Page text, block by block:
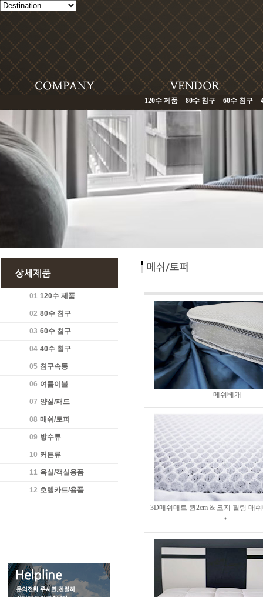
120수 제품 80수 침구 60수 침구
01 120수 제품
02 80수 침구
03 60수 침구
04 40수 침구
05 침구속통
06 여름이불
07 양실/패드
08 매쉬/토퍼
09 방수류
10 커튼류
11 욕실/객실용품
12 호텔카트/용품
메쉬베개
3D매쉬매트 퀸2cm & 코지 필링 매
*..